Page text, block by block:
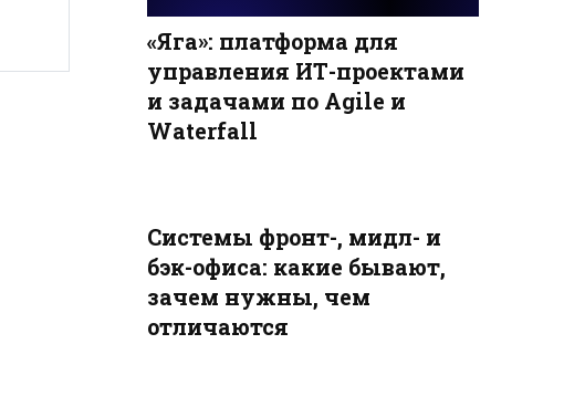
«Яга»: платформа для
управления ИТ-проектами
и задачами по Agile и
Waterfall
Системы фронт-, мидл- и
бэк-офиса: какие бывают,
зачем нужны, чем
отличаются